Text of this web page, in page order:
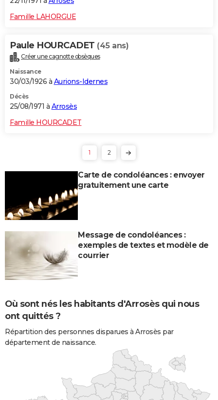
Famille LAHORGUE
Paule HOURCADET (45 ans)
Créer une cagnotte obsèques
Naissance
30/03/1926 à Aurions-Idernes
Décès
25/08/1971 à Arrosès
Famille HOURCADET
1 2
Carte de condoléances : envoyer
gratuitement une carte
Message de condoléances :
exemples de textes et modèle de
courrier
Où sont nés les habitants d'Arrosès qui nous
ont quittés ?
Répartition des personnes disparues à Arrosès par
département de naissance.